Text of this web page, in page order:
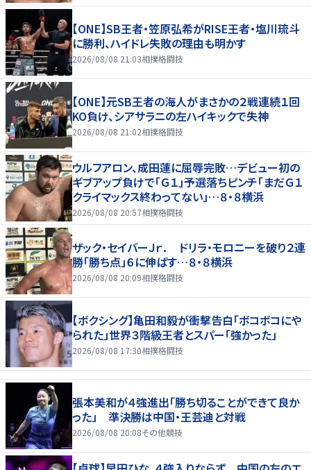
【ONE】SB王者・笠原弘希がRISE王者・塩川琉斗
に勝利、ハイドレ失敗の理由も明かす
2026/08/08 21:03相撲格闘技
【ONE】元SB王者の海人がまさかの２戦連続１回
KO負け、シアサラニの左ハイキックで失神
2026/08/08 21:02相撲格闘技
ウルフアロン、成田蓮に屈辱完敗…デビュー初の
ギブアップ負けで「Ｇ１」予選落ちピンチ「まだＧ１
クライマックス終わってない」…８・８横浜
2026/08/08 20:57相撲格闘技
ザック・セイバーＪｒ． ドリラ・モロニーを破り２連
勝「勝ち点」６に伸ばす…８・８横浜
2026/08/08 20:09相撲格闘技
【ボクシング】亀田和毅が衝撃告白「ボコボコにや
られた」世界３階級王者とスパー「強かった」
2026/08/08 17:30相撲格闘技
張本美和が４強進出「勝ち切ることができて良か
った」 準決勝は中国・王芸迪と対戦
2026/08/08 20:08その他競技